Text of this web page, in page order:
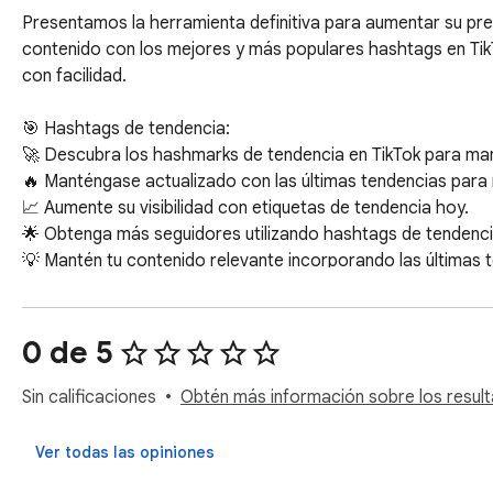
Presentamos la herramienta definitiva para aumentar su presencia en TikTok: ¡el generador de hashtags de TikTok! Libera todo el potencial de tu contenido con los mejores y más populares hashtags en TikTok. Mejora tu alcance, gana más seguidores y haz que tus videos se vuelvan virales con facilidad.

🎯 Hashtags de tendencia:
🚀 Descubra los hashmarks de tendencia en TikTok para mantenerse a la vanguardia.
🔥 Manténgase actualizado con las últimas tendencias para mantener su contenido actualizado.
📈 Aumente su visibilidad con etiquetas de tendencia hoy.
🌟 Obtenga más seguidores utilizando hashtags de tendencia.
💡 Mantén tu contenido relevante incorporando las últimas tendencias.
🌍 Llegue a una audiencia global con los hashmarks más populares.
🕒 Manténgase actualizado con los temas de actualidad en tiempo real.
💥 Aumente la participación con hashtags de tendencia.
📊 Realice un seguimiento del rendimiento de los hashtags de tendencia.
🎉 Únase a desafíos y temas de tendencia con las etiquetas adecuadas.

🎯 Mejores Hashtags:
🌟 Encuentra los mejores hashtags de TikTok para optimizar tu contenido.
🏆 Utilice las marcas hash superiores para lograr la máxima participación.
💡 Explora los mejores hashtags de TikTok para tu nicho.
🌐 Amplía tu alcance con las etiquetas más efectivas.
📈 Aumente la visibilidad de su video con los hashtags de mejor rendimiento.
🌍 Conéctate con una audiencia más amplia utilizando los mejores hashtags.
🏅 Aumente sus posibilidades de volverse viral con los mejores hashmarks.
🔍 Descubra marcadores específicos de nichos para una mejor orientación.
🌟 Resalte su contenido con etiquetas destacadas.
💎 Mejora tus publicaciones con hashtags premium.

🎯 Hashtags populares:
🌍 Identifique marcas hash populares en TikTok a nivel mundial.
📊 Utilice marcadores populares de TikTok para obtener potencial viral.
🌟 Optimice con etiquetas populares para llegar a una audiencia más amplia.
🚀 Aumente la exposición de su contenido con hashtags populares.
🌐 Aproveche las discusiones de tendencia con marcas hash populares.
📈 Mejore su compromiso con marcadores conocidos.
🌟 Únete a los desafíos más populares con hashtags de tendencia.
💥 Atraiga más visitas con etiquetas de alto tráfico.
🌍 Interactúe con una audiencia global utilizando etiquetas populares.
🎉 Manténgase relevante utilizando lo que es popular actualmente.

🎯 Etiquetas rápidas:
🏃‍♂️ Genere etiquetas rápidas para obtener resultados rápidos.
💨 Utilice rapidtags para mantenerse a la vanguardia de las tendencias.
⚡ Mejore su contenido con sugerencias rápidas de etiquetas.
🔍 Encuentre rápidamente marcas hash de tendencia con etiquetas rápidas.
🚀 Acelere su proceso de investigación de palabras clave.
🌟 Obtenga recomendaciones instantáneas de palabras clave.
🏅 Aumente el rendimiento de su video con etiquetas rápidas.
🌐 Manténgase actualizado con las últimas etiquetas rápidas.
🔥 Adáptate rápidamente a las nuevas tendencias con etiquetas rápidas.
💡 Ahorre tiempo con sugerencias de palabras clave eficientes.

🎯 Tendencias de TikTok:
🔍 ¿Qué es tendencia en TikTok?
  📈 Mira las últimas tendencias y adapta tu contenido.
🌐 Tendencias de TikTok en este momento:
  🕒 Manténgase al día con los temas de actualidad en tiempo real.
🌟 Manténgase relevante con las tendencias actuales de TikTok.
🔥 Descubre las últimas tendencias en TikTok.
📈 Analice y siga las tendencias de TikTok para una mejor participación.
💡 Inspírate con el contenido de tendencia de TikTok.
📊 Siga y adáptese a las tendencias cambiantes en TikTok.
🚀 Utilice tendencias para aumentar el alcance de su contenido.
🌍 Conéctese con temas de actualidad a nivel mundial.
🎉 Únete a tendencias y desafíos virales en TikTok.

🎯 Hashtags efectivos:
📚 ¿Cómo encontrar hashtags de tendencia en TikTok?
  🛠 Utilice el generador para encontrar tendencias.
🔑 ¿Cuáles son los mejores hashtags para TikTok?
  💎 El generador te sugiere las mejores opciones.
🌟 Optimice sus publicaciones con etiquetas efectivas.
📈 Aumente su
0 de 5
Sin calificaciones Obtén más información sobre los
Ver todas las opiniones